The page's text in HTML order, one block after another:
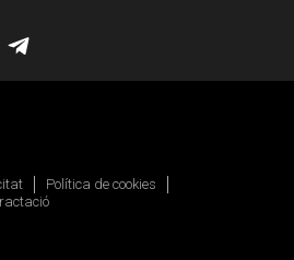
Instagram
Política de cookies